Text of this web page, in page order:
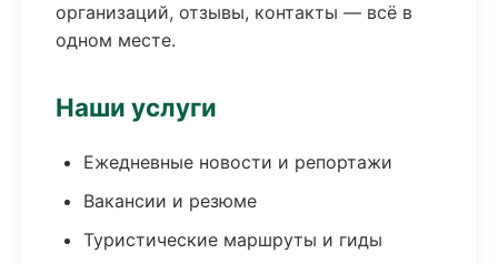
организаций, отзывы, контакты — всё в
одном месте.
Наши услуги
Ежедневные новости и репортажи
Вакансии и резюме
Туристические маршруты и гиды